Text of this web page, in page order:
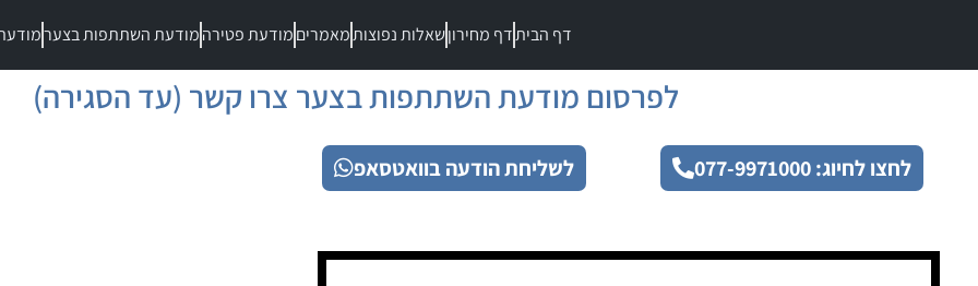
דף הביתדף מחירוןשאלות נפוצותמאמריםמודעת פטירהמודעת השתתפות בצער
לפרסום מודעת השתתפות בצער צרו קשר (עד הסגירה)
לחצו לחיוג: 077-9971000 לשליחת הודעה בוואטסאפ